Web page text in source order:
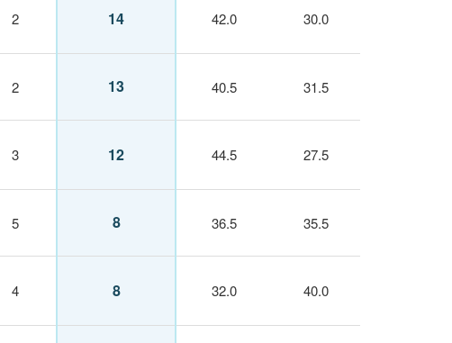
2 14 42.0 30.0
2 13 40.5 31.5
3 12 44.5 27.5
5 8 36.5 35.5
4 8 32.0 40.0